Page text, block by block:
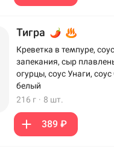
Тигра
Креветка в темпуре,
запекания, сыр
огурцы, соус Унаги,
белый
216 г · 8 шт.
389 ₽